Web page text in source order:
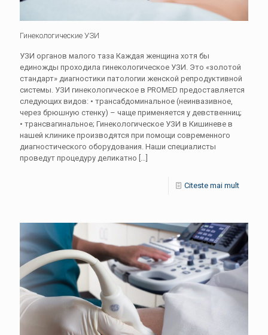
Гинекологические УЗИ
УЗИ органов малого таза Каждая женщина хотя бы
единожды проходила гинекологическое УЗИ. Это «золотой
стандарт» диагностики патологии женской репродуктивной
системы. УЗИ гинекологическое в PROMED предоставляется
следующих видов: • трансабдоминальное (неинвазивное,
через брюшную стенку) – чаще применяется у девственниц;
• трансвагинальное; Гинекологическое УЗИ в Кишиневе в
нашей клинике производятся при помощи современного
диагностического оборудования. Наши специалисты
проведут процедуру деликатно
Citeste mai mult